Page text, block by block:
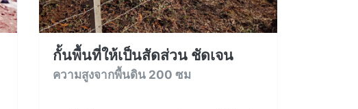
กั้นพื้นที่ให้เป็นสัดส่วน ชัดเจน
ความสูงจากพื้นดิน 200 ซม